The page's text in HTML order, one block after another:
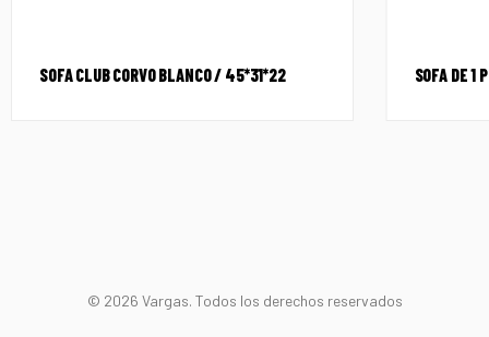
SOFA CLUB CORVO BLANCO / 45*31*22 SOFA DE 1
© 2026 Vargas. Todos los derechos reservados